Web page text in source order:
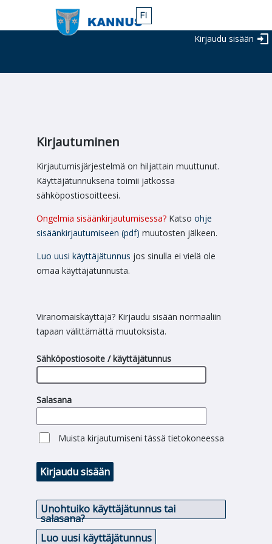
Kirjaudu sisään
Kirjautuminen
Kirjautumisjärjestelmä on hiljattain muuttunut.
Käyttäjätunnuksena toimii jatkossa
sähköpostiosoitteesi.
Ongelmia sisäänkirjautumisessa? Katso ohje
sisäänkirjautumiseen (pdf) muutosten jälkeen.
Luo uusi käyttäjätunnus jos sinulla ei vielä ole
omaa käyttäjätunnusta.
Viranomaiskäyttäjä? Kirjaudu sisään normaaliin
tapaan välittämättä muutoksista.
Sähköpostiosoite / käyttäjätunnus
Salasana
Muista kirjautumiseni tässä tietokoneessa
Kirjaudu sisään
Unohtuiko käyttäjätunnus tai
salasana?
Luo uusi käyttäjätunnus